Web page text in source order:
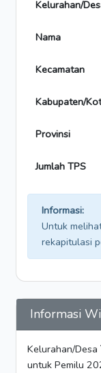
Kelurahan/
Nama
Kecamatan
Kabupaten/
Provinsi
Jumlah TPS
Informasi:
Untuk
rekapitulasi
Informasi
Kelurahan/Desa
untuk Pemilu